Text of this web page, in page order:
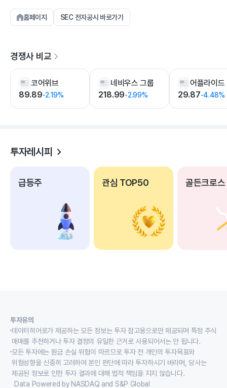
홈페이지 SEC 전자공시 바로가기
경쟁사 비교
코어위브
89.89-2.19%
네비우스 그룹
218.99-2.99% 29.87-4.48%
투자레시피
급등주 관심 TOP50 골든크로스
투자유의
데이터히어로가 제공하는 모든 정보는 투자 참고용으로만 제공되며 특정 주식
매매를 추천하거나 투자 결정의 유일한 근거로 사용되어서는 안 됩니다.
모든 투자에는 원금 손실 위험이 따르므로 투자 전 개인의 투자목표와
위험성향을 신중히 고려하여 본인 판단에 따라 투자하시기 바라며, 당사는
제공된 정보로 인한 투자 결과에 대해 법적 책임을 지지 않습니다.
Data Powered by NASDAQ and S&P Global